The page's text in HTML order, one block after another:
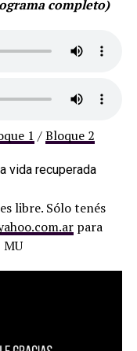
completo)
1 /Bloque 2
libre. Sólo tenés
para